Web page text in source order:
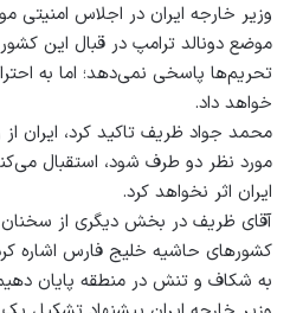
وزیر خارجه ایران در اجلاس امنیتی
موضع دونالد ترامپ در قبال این
تحریم‌ها پاسخی نمی‌دهد؛ اما به
خواهد داد.
محمد جواد ظریف تاکید کرد، ایران
مورد نظر دو طرف شود، استقبال
ایران اثر نخواهد کرد.
آقای ظریف در بخش دیگری از سخنان
کشورهای حاشیه خلیج فارس اشاره
به شکاف و تنش در منطقه پایان